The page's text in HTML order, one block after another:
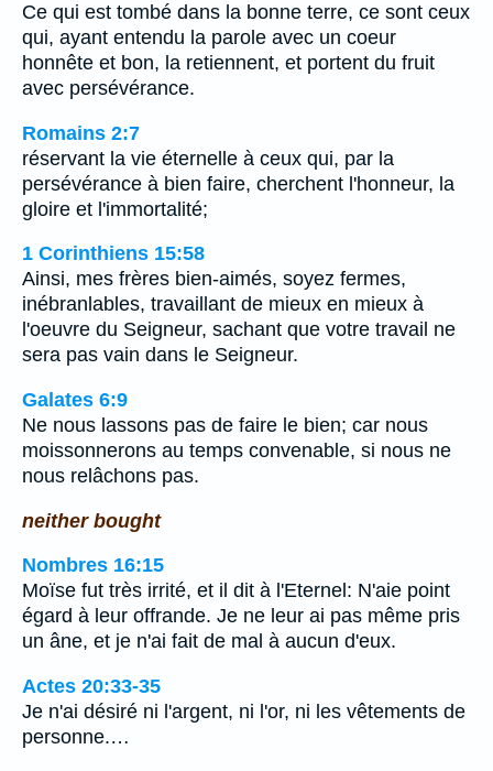
Ce qui est tombé dans la bonne terre, ce sont ceux
qui, ayant entendu la parole avec un coeur
honnête et bon, la retiennent, et portent du fruit
avec persévérance.
Romains 2:7
réservant la vie éternelle à ceux qui, par la
persévérance à bien faire, cherchent l'honneur, la
gloire et l'immortalité;
1 Corinthiens 15:58
Ainsi, mes frères bien-aimés, soyez fermes,
inébranlables, travaillant de mieux en mieux à
l'oeuvre du Seigneur, sachant que votre travail ne
sera pas vain dans le Seigneur.
Galates 6:9
Ne nous lassons pas de faire le bien; car nous
moissonnerons au temps convenable, si nous ne
nous relâchons pas.
neither bought
Nombres 16:15
Moïse fut très irrité, et il dit à l'Eternel: N'aie point
égard à leur offrande. Je ne leur ai pas même pris
un âne, et je n'ai fait de mal à aucun d'eux.
Actes 20:33-35
Je n'ai désiré ni l'argent, ni l'or, ni les vêtements de
personne.…